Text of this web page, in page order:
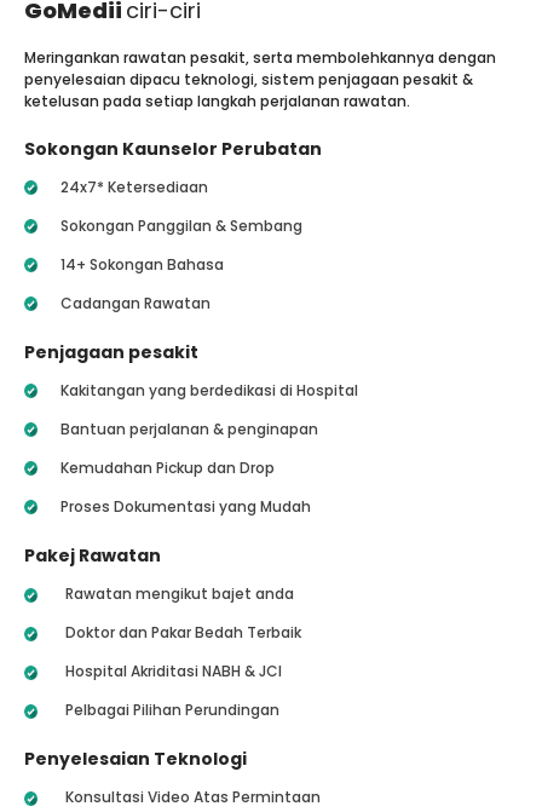
GoMedii ciri-ciri
Meringankan rawatan pesakit, serta membolehkannya dengan
penyelesaian dipacu teknologi, sistem penjagaan pesakit &
ketelusan pada setiap langkah perjalanan rawatan.
Sokongan Kaunselor Perubatan
24x7* Ketersediaan
Sokongan Panggilan & Sembang
14+ Sokongan Bahasa
Cadangan Rawatan
Penjagaan pesakit
Kakitangan yang berdedikasi di Hospital
Bantuan perjalanan & penginapan
Kemudahan Pickup dan Drop
Proses Dokumentasi yang Mudah
Pakej Rawatan
Rawatan mengikut bajet anda
Doktor dan Pakar Bedah Terbaik
Hospital Akriditasi NABH & JCI
Pelbagai Pilihan Perundingan
Penyelesaian Teknologi
Konsultasi Video Atas Permintaan